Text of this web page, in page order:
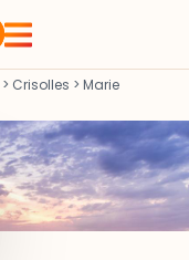
> Crisolles > Marie